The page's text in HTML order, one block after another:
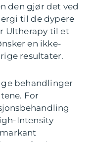
den gjør det ved
til de dypere
Ultherapy til et
en ikke-
resultater.
behandlinger
For
Intensity